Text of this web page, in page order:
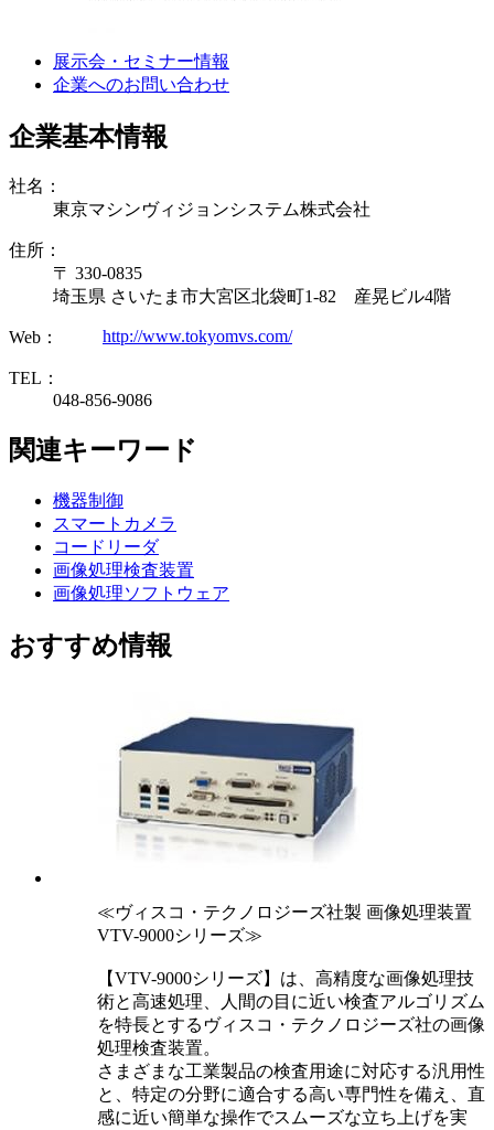
展示会・セミナー情報
企業へのお問い合わせ
企業基本情報
社名：
東京マシンヴィジョンシステム株式会社
住所：
〒 330-0835
埼玉県 さいたま市大宮区北袋町1-82 産晃ビル4階
Web： http://www.tokyomvs.com/
TEL：
048-856-9086
関連キーワード
機器制御
スマートカメラ
コードリーダ
画像処理検査装置
画像処理ソフトウェア
おすすめ情報
≪ヴィスコ・テクノロジーズ社製 画像処理装置
VTV-9000シリーズ≫
【VTV-9000シリーズ】は、高精度な画像処理技
術と高速処理、人間の目に近い検査アルゴリズム
を特長とするヴィスコ・テクノロジーズ社の画像
処理検査装置。
さまざまな工業製品の検査用途に対応する汎用性
と、特定の分野に適合する高い専門性を備え、直
感に近い簡単な操作でスムーズな立ち上げを実